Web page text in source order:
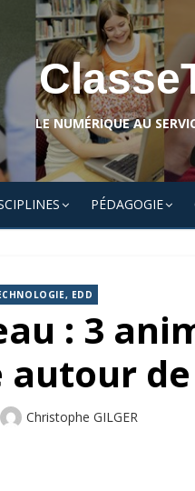
LE NUMÉRIQUE AU
PÉDAGOGIE
EDD
: 3
de
Author
Christophe GILGER